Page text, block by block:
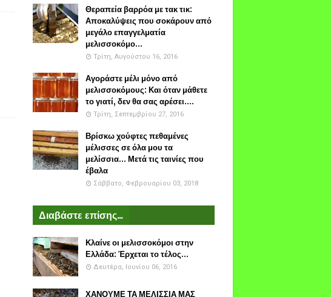
Θεραπεία βαρρόα με τακ τικ:
Αποκαλύψεις που σοκάρουν από
μεγάλο επαγγελματία
μελισσοκόμο...
Τρίτη, Αυγούστου 16, 2016
Αγοράστε μέλι μόνο από
μελισσοκόμους: Και όταν μάθετε
το γιατί, δεν θα σας αρέσει....
Τρίτη, Σεπτεμβρίου 27, 2016
Βρίσκω χούφτες πεθαμένες
μέλισσες σε όλα μου τα
μελίσσια... Μετά τις ταινίες που
έβαλα
Σάββατο, Φεβρουαρίου 03, 2018
Διαβάστε επίσης...
Κλαίνε οι μελισσοκόμοι στην
Ελλάδα: Έρχεται το τέλος...
Δευτέρα, Ιουνίου 06, 2016
ΧΑΝΟΥΜΕ ΤΑ ΜΕΛΙΣΣΙΑ ΜΑΣ